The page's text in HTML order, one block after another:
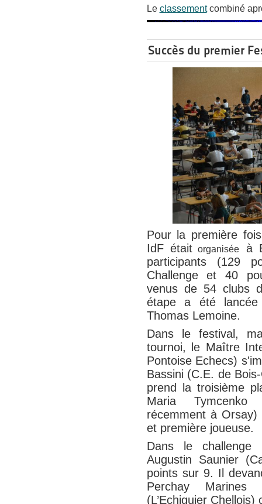
Le classementcombiné
Succès du premier
Pour la première
IdF étaitorganisée
à
participants (129
Challenge et 40
venus de 54 clubs
étape a été
Thomas Lemoine.
Dans le festival,
tournoi, le Maître
Pontoise Echecs)
Bassini (C.E. de
prend la troisième
Maria Tymcenko
récemment à
et première joueuse.
Dans le
Augustin Saunier
points sur 9. Il
Perchay
(L’Echiquier